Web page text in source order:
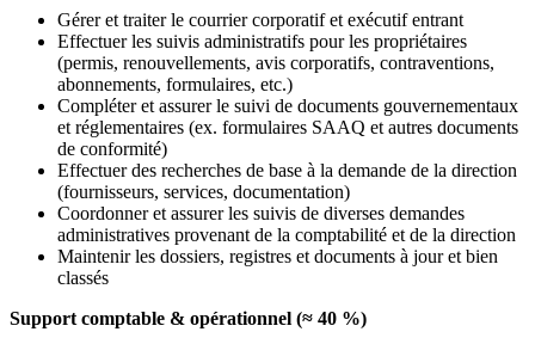
Gérer et traiter le courrier corporatif et exécutif entrant
Effectuer les suivis administratifs pour les propriétaires
(permis, renouvellements, avis corporatifs, contraventions,
abonnements, formulaires, etc.)
Compléter et assurer le suivi de documents gouvernementaux
et réglementaires (ex. formulaires SAAQ et autres documents
de conformité)
Effectuer des recherches de base à la demande de la direction
(fournisseurs, services, documentation)
Coordonner et assurer les suivis de diverses demandes
administratives provenant de la comptabilité et de la direction
Maintenir les dossiers, registres et documents à jour et bien
classés
Support comptable & opérationnel (≈ 40 %)